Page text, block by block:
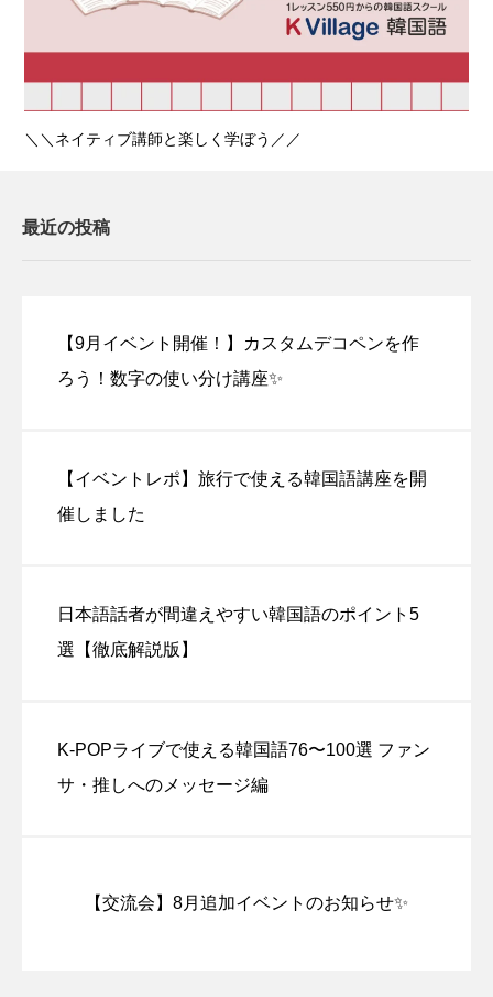
＼＼ネイティブ講師と楽しく学ぼう／／
最近の投稿
【9月イベント開催！】カスタムデコペンを作
ろう！数字の使い分け講座✨
【イベントレポ】旅行で使える韓国語講座を開
催しました
日本語話者が間違えやすい韓国語のポイント5
選【徹底解説版】
K-POPライブで使える韓国語76〜100選 ファン
サ・推しへのメッセージ編
【交流会】8月追加イベントのお知らせ✨